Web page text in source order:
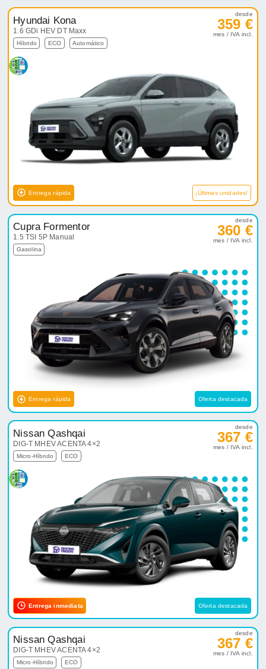
Hyundai Kona
1.6 GDi HEV DT Maxx
Híbrido ECO Automático
desde
359 €
mes / IVA incl.
Entrega rápida ¡Últimas unidades!
Cupra Formentor
1.5 TSI 5P Manual
Gasolina
desde
360 €
mes / IVA incl.
Entrega rápida Oferta destacada
Nissan Qashqai
DIG-T MHEV ACENTA 4×2
Micro-Híbrido ECO
desde
367 €
mes / IVA incl.
Entrega inmediata Oferta destacada
Nissan Qashqai
DIG-T MHEV ACENTA 4×2
Micro-Híbrido ECO
desde
367 €
mes / IVA incl.